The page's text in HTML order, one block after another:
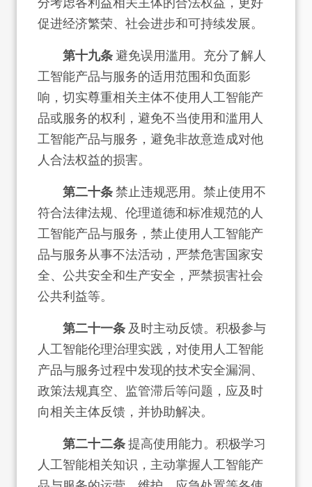
促进经济繁荣、社会进步和可持续发展。
第十九条避免误用滥用。充分了解人
工智能产品与服务的适用范围和负面影
响，切实尊重相关主体不使用人工智能产
品或服务的权利，避免不当使用和滥用人
工智能产品与服务，避免非故意造成对他
人合法权益的损害。
第二十条禁止违规恶用。禁止使用不
符合法律法规、伦理道德和标准规范的人
工智能产品与服务，禁止使用人工智能产
品与服务从事不法活动，严禁危害国家安
全、公共安全和生产安全，严禁损害社会
公共利益等。
第二十一条 及时主动反馈。积极参与
人工智能伦理治理实践，对使用人工智能
产品与服务过程中发现的技术安全漏洞、
政策法规真空、监管滞后等问题，应及时
向相关主体反馈，并协助解决。
第二十二条提高使用能力。积极学习
人工智能相关知识，主动掌握人工智能产